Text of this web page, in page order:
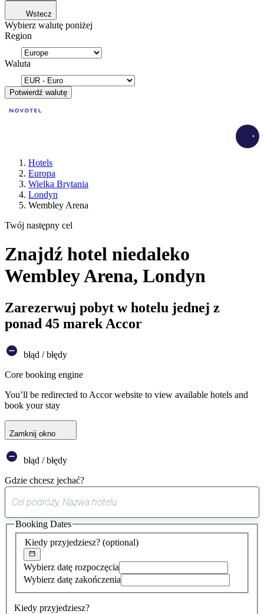
Wstecz
Wybierz walutę poniżej
Region
Waluta
Potwierdź walutę
Hotels
Europa
Wielka Brytania
Londyn
Wembley Arena
Twój następny cel
Znajdź hotel niedaleko
Wembley Arena, Londyn
Zarezerwuj pobyt w hotelu jednej z
ponad 45 marek Accor
błąd / błędy
Core booking engine
You’ll be redirected to Accor website to view available hotels and
book your stay
Zamknij okno
błąd / błędy
Gdzie chcesz jechać?
sugestia
została
znaleziona
Kiedy przyjedziesz? (optional)
Wybierz datę rozpoczęcia
Wybierz datę zakończenia
Kiedy przyjedziesz?
Booking Dates